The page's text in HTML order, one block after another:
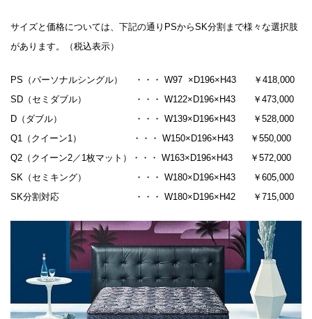
サイズと価格については、下記の通りPSからSK分割まで様々な選択肢
があります。（税込表示）
PS（パーソナルシングル） ・・・ W97 ×D196×H43 ￥418,000
SD（セミダブル） ・・・ W122×D196×H43 ￥473,000
D（ダブル） ・・・ W139×D196×H43 ￥528,000
Q1（クイーン1） ・・・ W150×D196×H43 ￥550,000
Q2（クイーン2／1枚マット）・・・ W163×D196×H43 ￥572,000
SK（セミキング） ・・・ W180×D196×H43 ￥605,000
SK分割対応 ・・・ W180×D196×H42 ￥715,000